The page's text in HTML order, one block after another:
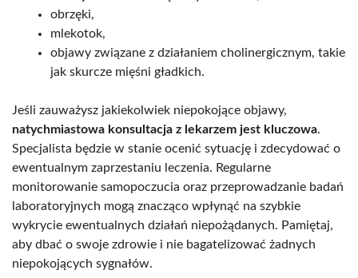
obrzęki,
mlekotok,
objawy związane z działaniem cholinergicznym, takie
jak skurcze mięśni gładkich.
Jeśli zauważysz jakiekolwiek niepokojące objawy,
natychmiastowa konsultacja z lekarzem jest kluczowa.
Specjalista będzie w stanie ocenić sytuację i zdecydować o
ewentualnym zaprzestaniu leczenia. Regularne
monitorowanie samopoczucia oraz przeprowadzanie badań
laboratoryjnych mogą znacząco wpłynąć na szybkie
wykrycie ewentualnych działań niepożądanych. Pamiętaj,
aby dbać o swoje zdrowie i nie bagatelizować żadnych
niepokojących sygnałów.